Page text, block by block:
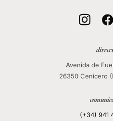
 
Avenida de
26350 Cenicero
(+34) 941